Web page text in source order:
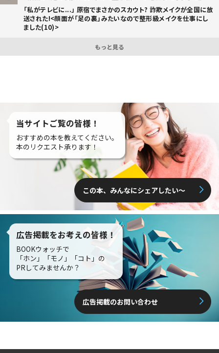
「私がテレビに...」 原宿でまさかのスカウト? 詐欺メイクが全国に放
送された!<顔面が「足の裏」みたいなので整形級メイクを仕事にし
ました(10)>
もっと見る
当サイトご覧の皆様！
おすすめの本を教えてください。
本のリクエスト承ります！
この本、みんなにシェアしたい〜
広告掲載をお考えの皆様！
BOOKウォッチで
「ホン」「モノ」「コト」の
PRしてみませんか？
広告掲載のお問い合わせ